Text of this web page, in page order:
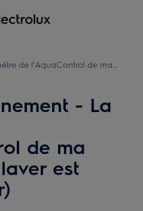
de l'AquaControl de ma
- La
de ma
est